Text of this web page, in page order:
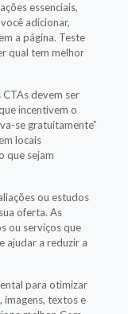
essenciais,
adicionar,
a página. Teste
qual tem melhor
CTAs devem ser
incentivem o
se gratuitamente”
locais
que sejam
ou estudos
oferta. As
ou serviços que
ajudar a reduzir a
para otimizar
imagens, textos e